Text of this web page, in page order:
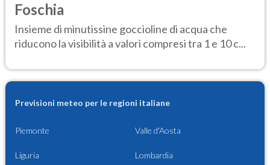
Foschia
Insieme di minutissine goccioline di acqua che
riducono la visibilità a valori compresi tra 1 e 10 c...
Previsioni meteo per le regioni italiane
Piemonte Valle d'Aosta
Liguria Lombardia